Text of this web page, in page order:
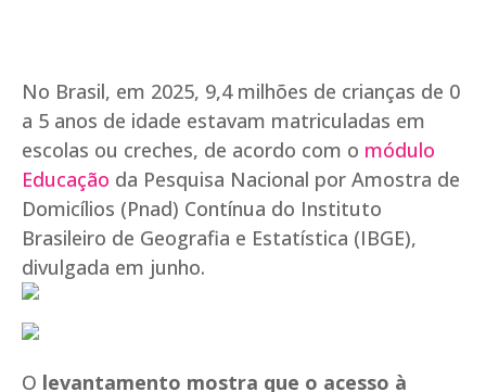
No Brasil, em 2025, 9,4 milhões de crianças de 0
a 5 anos de idade estavam matriculadas em
escolas ou creches, de acordo com o módulo
Educação da Pesquisa Nacional por Amostra de
Domicílios (Pnad) Contínua do Instituto
Brasileiro de Geografia e Estatística (IBGE),
divulgada em junho.
O levantamento mostra que o acesso à